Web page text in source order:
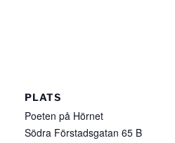
PLATS
Poeten på Hörnet
Södra Förstadsgatan 65 B